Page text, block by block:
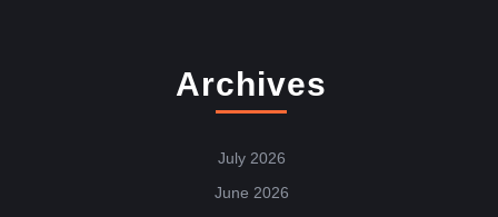
Archives
July 2026
June 2026